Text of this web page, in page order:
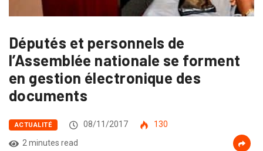
Députés et personnels de
l’Assemblée nationale se forment
en gestion électronique des
documents
ACTUALITÉ 08/11/2017
130
2 minutes read